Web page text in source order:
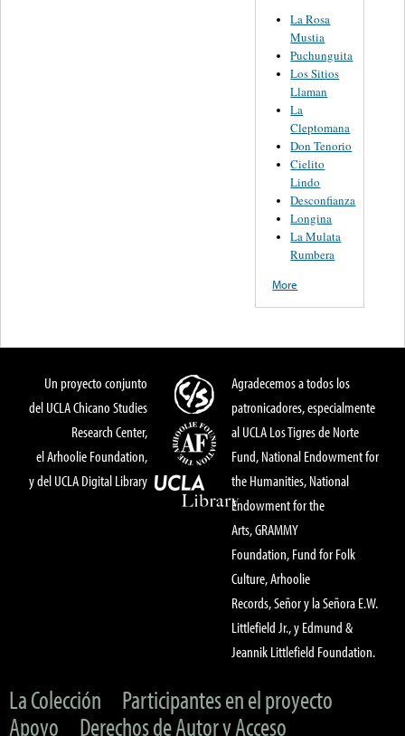
La Rosa
Mustia
Puchunguita
Los Sitios
Llaman
La
Cleptomana
Don Tenorio
Cielito
Lindo
Desconfianza
Longina
La Mulata
Rumbera
More
Un proyecto conjunto
del UCLA Chicano Studies
Research Center,
el Arhoolie Foundation,
y del UCLA Digital Library
Agradecemos a todos los
patronicadores, especialmente
al UCLA Los Tigres de Norte
Fund, National Endowment for
the Humanities, National
Endowment for the
Arts, GRAMMY
Foundation, Fund for Folk
Culture, Arhoolie
Records, Señor y la Señora E.W.
Littlefield Jr., y Edmund &
Jeannik Littlefield Foundation.
La Colección
Participantes en el proyecto
Apoyo
Derechos de Autor y Acceso